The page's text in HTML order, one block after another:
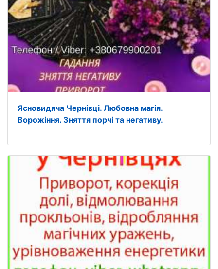
Ясновидяча Чернівці. Любовна магія.
Ворожіння. Зняття порчі та негативу.